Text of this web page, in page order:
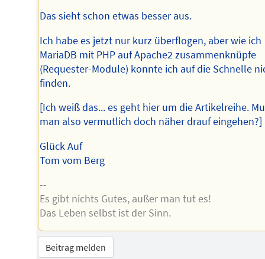
Das sieht schon etwas besser aus.
Ich habe es jetzt nur kurz überflogen, aber wie ich
MariaDB mit PHP auf Apache2 zusammenknüpfe
(Requester-Module) konnte ich auf die Schnelle
finden.
[Ich weiß das... es geht hier um die Artikelreihe.
man also vermutlich doch näher drauf eingehen?]
Glück Auf
Tom vom Berg
--
Es gibt nichts Gutes, außer man tut es!
Das Leben selbst ist der Sinn.
Beitrag melden